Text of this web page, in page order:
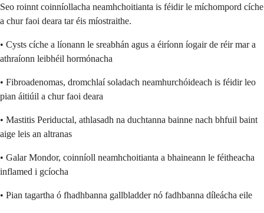
Seo roinnt coinníollacha neamhchoitianta is féidir le míchompord cíche
a chur faoi deara tar éis míostraithe.
• Cysts cíche a líonann le sreabhán agus a éiríonn íogair de réir mar a
athraíonn leibhéil hormónacha
• Fibroadenomas, dromchlaí soladach neamhurchóideach is féidir leo
pian áitiúil a chur faoi deara
• Mastitis Periductal, athlasadh na duchtanna bainne nach bhfuil baint
aige leis an altranas
• Galar Mondor, coinníoll neamhchoitianta a bhaineann le féitheacha
inflamed i gcíocha
• Pian tagartha ó fhadhbanna gallbladder nó fadhbanna díleácha eile